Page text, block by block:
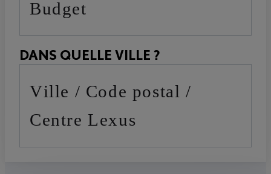
Budget
DANS QUELLE VILLE ?
Ville / Code postal /
Centre Lexus